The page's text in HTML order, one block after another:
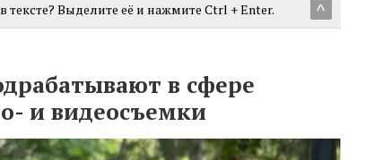
^
тексте? Выделите её и нажмите Ctrl + Enter.
в сфере
и видеосъемки